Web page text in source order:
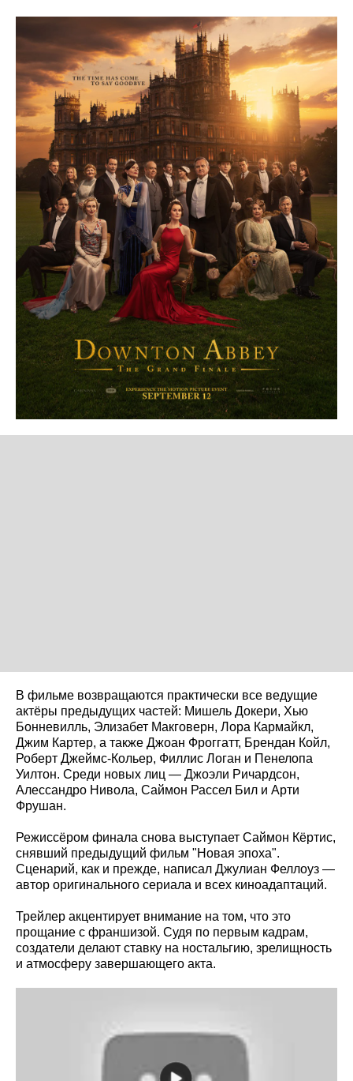
В фильме возвращаются практически все ведущие
актёры предыдущих частей: Мишель Докери, Хью
Бонневилль, Элизабет Макговерн, Лора Кармайкл,
Джим Картер, а также Джоан Фроггатт, Брендан Койл,
Роберт Джеймс-Кольер, Филлис Логан и Пенелопа
Уилтон. Среди новых лиц — Джоэли Ричардсон,
Алессандро Нивола, Саймон Рассел Бил и Арти
Фрушан.
Режиссёром финала снова выступает Саймон Кёртис,
снявший предыдущий фильм "Новая эпоха".
Сценарий, как и прежде, написал Джулиан Феллоуз —
автор оригинального сериала и всех киноадаптаций.
Трейлер акцентирует внимание на том, что это
прощание с франшизой. Судя по первым кадрам,
создатели делают ставку на ностальгию, зрелищность
и атмосферу завершающего акта.